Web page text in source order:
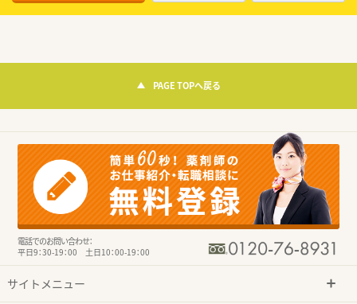
PAGE TOPへ戻る
電話でのお問い合わせ：
平日9：30-19：00 土日10：00-19：00
サイトメニュー